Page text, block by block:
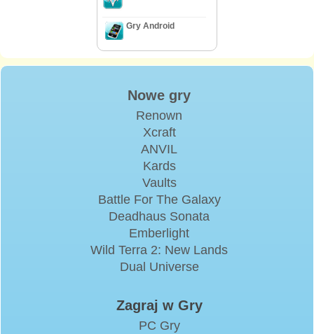
Gry Android
Nowe gry
Renown
Xcraft
ANVIL
Kards
Vaults
Battle For The Galaxy
Deadhaus Sonata
Emberlight
Wild Terra 2: New Lands
Dual Universe
Zagraj w Gry
PC Gry